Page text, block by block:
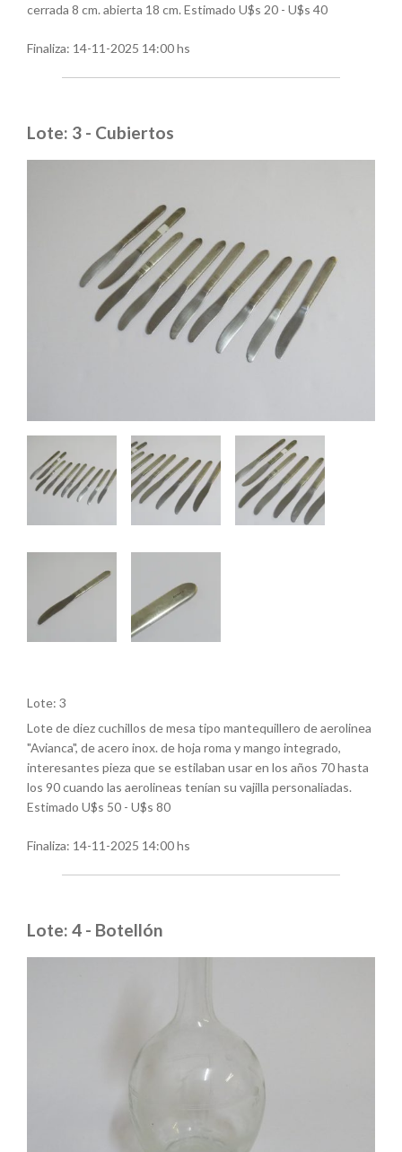
cerrada 8 cm. abierta 18 cm. Estimado U$s 20 - U$s 40
Finaliza: 14-11-2025 14:00 hs
Lote: 3 - Cubiertos
Lote: 3
Lote de diez cuchillos de mesa tipo mantequillero de aerolinea
"Avianca", de acero inox. de hoja roma y mango integrado,
interesantes pieza que se estilaban usar en los años 70 hasta
los 90 cuando las aerolineas tenían su vajilla personaliadas.
Estimado U$s 50 - U$s 80
Finaliza: 14-11-2025 14:00 hs
Lote: 4 - Botellón